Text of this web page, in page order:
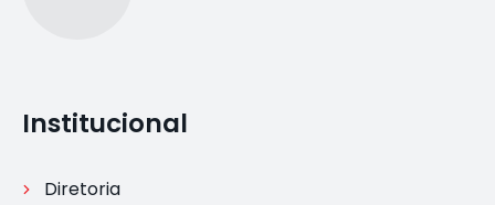
Institucional
Diretoria